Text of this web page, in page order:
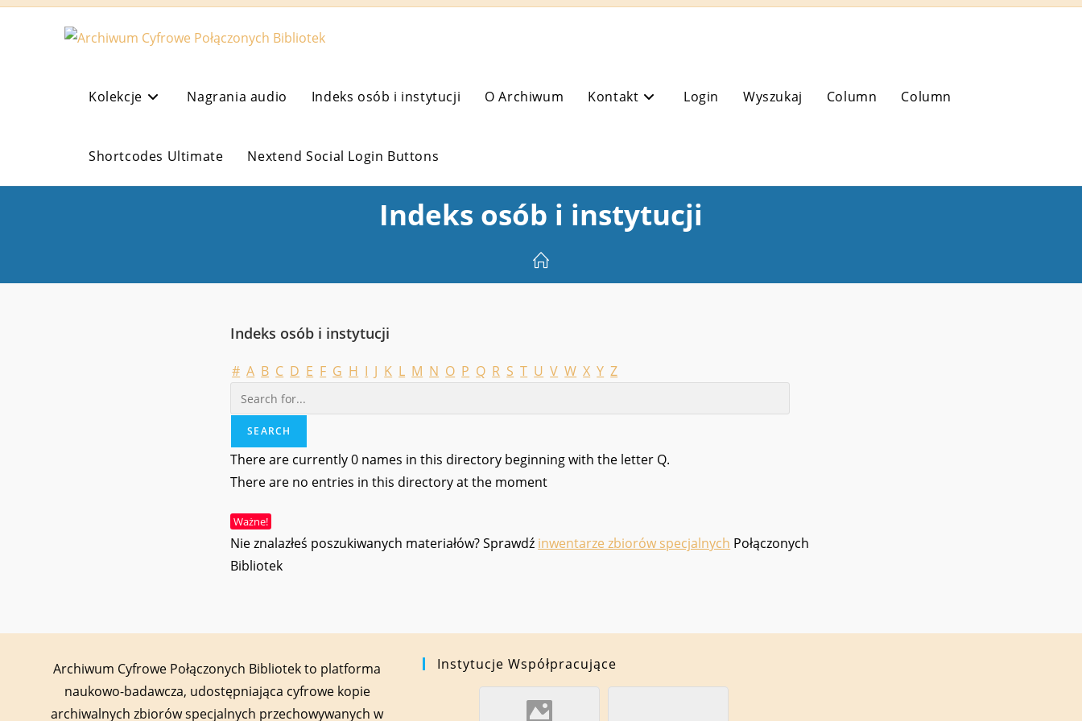
Koniec
Kolekcje Nagrania audio Indeks osób i instytucji O Archiwum Kontakt Login Wyszukaj Column Column
Shortcodes Ultimate Nextend Social Login Buttons
Indeks osób i instytucji
Indeks osób i instytucji
# A B C D E F G H I J K L M N O P Q R S T U V W X Y Z
There are currently 0 names in this directory beginning with the letter Q.
There are no entries in this directory at the moment
Ważne!
Nie znalazłeś poszukiwanych materiałów? Sprawdź inwentarze zbiorów specjalnych Połączonych
Bibliotek
Archiwum Cyfrowe Połączonych Bibliotek to platforma
naukowo-badawcza, udostępniająca cyfrowe kopie
archiwalnych zbiorów specjalnych przechowywanych w
Instytucje Współpracujące